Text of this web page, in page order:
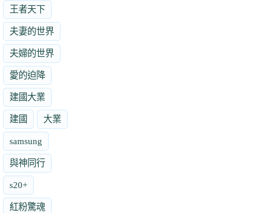
王者天下
夫妻的世界
夫婦的世界
愛的迫降
建國大業
建國 大業
samsung
與神同行
s20+
紅粉驚魂